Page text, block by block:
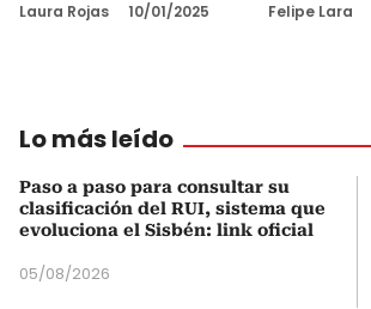
Laura Rojas 10/01/2025 Felipe Lara
Lo más leído
Paso a paso para consultar su
clasificación del RUI, sistema que
evoluciona el Sisbén: link oficial
05/08/2026